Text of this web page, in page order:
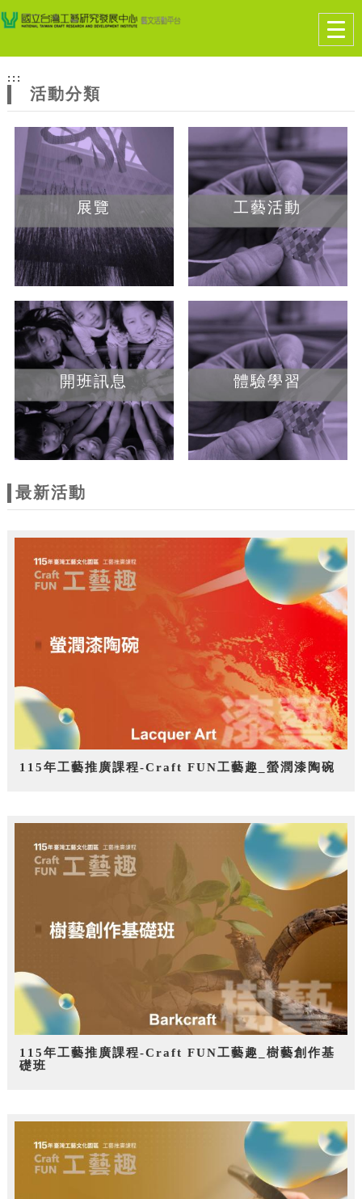
網
站
主
題
跳到主要內容
網站導覽
:::
活動分類
展覽 工藝活動
開班訊息 體驗學習
最新活動
115年工藝推廣課程-Craft FUN工藝趣_螢潤漆陶碗
115年工藝推廣課程-Craft FUN工藝趣_樹藝創作基
礎班